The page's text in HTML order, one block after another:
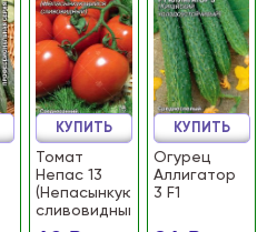
Томат
Непас 13
(Непасынкующийся
сливовидный)
КУПИТЬ
Огурец
Аллигатор
3 F1
КУПИТЬ